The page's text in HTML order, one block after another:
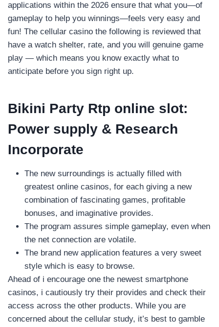
applications within the 2026 ensure that what you—of
gameplay to help you winnings—feels very easy and
fun! The cellular casino the following is reviewed that
have a watch shelter, rate, and you will genuine game
play — which means you know exactly what to
anticipate before you sign right up.
Bikini Party Rtp online slot:
Power supply & Research
Incorporate
The new surroundings is actually filled with
greatest online casinos, for each giving a new
combination of fascinating games, profitable
bonuses, and imaginative provides.
The program assures simple gameplay, even when
the net connection are volatile.
The brand new application features a very sweet
style which is easy to browse.
Ahead of i encourage one the newest smartphone
casinos, i cautiously try their provides and check their
access across the other products. While you are
concerned about the cellular study, it’s best to gamble